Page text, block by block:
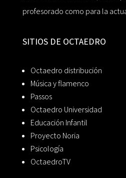
profesorado como para la
SITIOS DE OCTAEDRO
Octaedro distribución
Música y flamenco
Passos
Octaedro Universidad
Educación Infantil
Proyecto Noria
Psicología
OctaedroTV